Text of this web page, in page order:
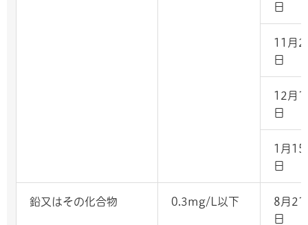
日
11月
日
12月
日
1月15
日
鉛又はその化合物 0.3mg/L以下
8月21
日